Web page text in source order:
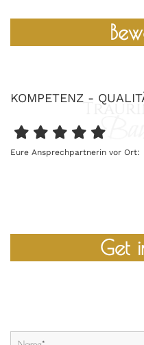
KOMPETENZ -
Eure Ansprechpartnerin vor Ort:
Get